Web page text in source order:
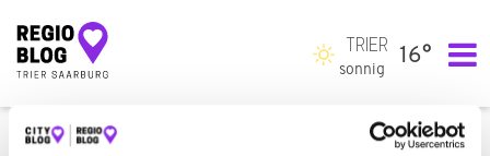
Hauptnavigation
TRIER
sonnig
16°
RECHTLICHE HINWEISE